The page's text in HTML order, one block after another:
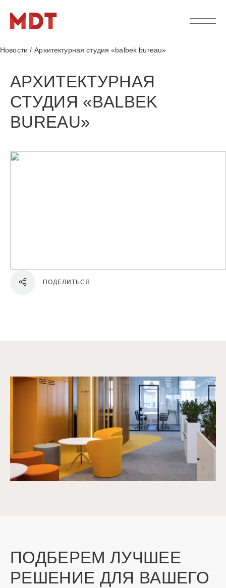
Новости / Архитектурная студия «balbek bureau»
АРХИТЕКТУРНАЯ
СТУДИЯ «BALBEK
BUREAU»
ПОДЕЛИТЬСЯ
ПОДБЕРЕМ ЛУЧШЕЕ
РЕШЕНИЕ ДЛЯ ВАШЕГО